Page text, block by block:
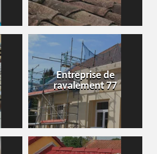
Entreprise de
ravalement 77